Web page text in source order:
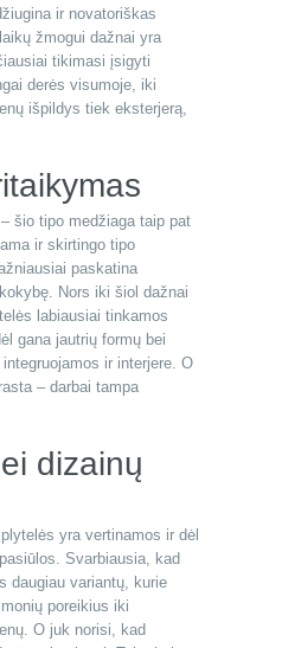
ir novatoriškas
žmogui dažnai yra
tikimasi įsigyti
derės visumoje, iki
išpildys tiek eksterjerą,
šio tipo medžiaga taip pat
ir skirtingo tipo
paskatina
Nors iki šiol dažnai
labiausiai tinkamos
gana jautrių formų bei
ir interjere. O
– darbai tampa
dizainų
yra vertinamos ir dėl
Svarbiausia, kad
daugiau variantų, kurie
poreikius iki
O juk norisi, kad